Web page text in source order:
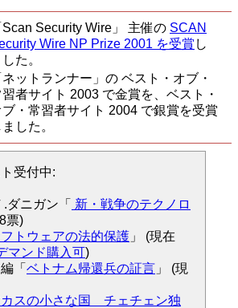
Scan Security Wire」 主催の SCAN
Wire NP Prize 2001 を受賞 し
した。
ネットランナー」の ベスト・オブ・
者サイト 2003 で金賞を、ベスト・
ブ・常習者サイト 2004 で銀賞を受賞
ました。
受付中:
ダニガン「
新・戦争のテクノロ
票)
フトウェアの法的保護 」 (現在
マンド購入可)
「 ベトナム帰還兵の証言 」 (現
カスの小さな国 チェチェン独